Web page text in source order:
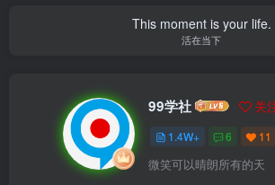
This moment is your life.
活在当下
99学社 关
1.4W+ 6 11
微笑可以晴朗所有的天